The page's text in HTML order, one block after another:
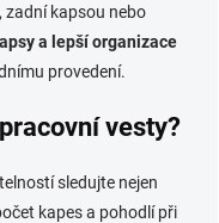
zadní kapsou nebo
a lepší organizace
provedení.
vesty?
sledujte nejen
kapes a pohodlí při